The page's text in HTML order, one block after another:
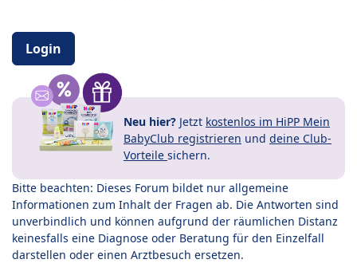
Login
Neu hier? Jetzt kostenlos im HiPP Mein
BabyClub registrieren und deine Club-
Vorteile sichern.
Bitte beachten: Dieses Forum bildet nur allgemeine
Informationen zum Inhalt der Fragen ab. Die Antworten sind
unverbindlich und können aufgrund der räumlichen Distanz
keinesfalls eine Diagnose oder Beratung für den Einzelfall
darstellen oder einen Arztbesuch ersetzen.